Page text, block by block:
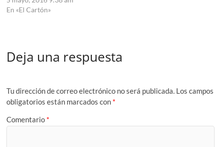
En «El Cartón»
Deja una respuesta
Tu dirección de correo electrónico no será publicada. Los campos
obligatorios están marcados con *
Comentario *